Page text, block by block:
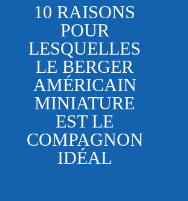
10 RAISONS
POUR
LESQUELLES
LE BERGER
AMÉRICAIN
MINIATURE
EST LE
COMPAGNON
IDÉAL